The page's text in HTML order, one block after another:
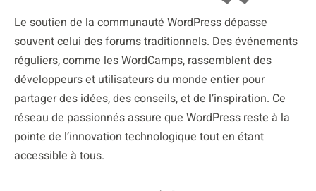
Le soutien de la communauté WordPress dépasse
souvent celui des forums traditionnels. Des événements
réguliers, comme les WordCamps, rassemblent des
développeurs et utilisateurs du monde entier pour
partager des idées, des conseils, et de l’inspiration. Ce
réseau de passionnés assure que WordPress reste à la
pointe de l’innovation technologique tout en étant
accessible à tous.